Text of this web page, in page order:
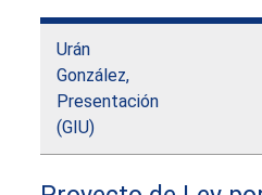
Urán
González,
Presentación
(GIU)